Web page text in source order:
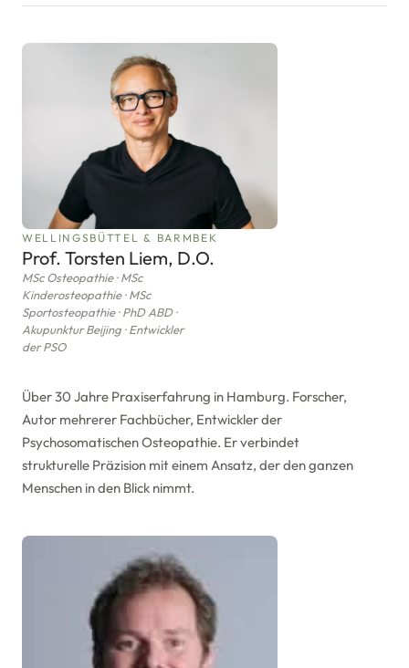
WELLINGSBÜTTEL & BARMBEK
Prof. Torsten Liem, D.O.
MSc Osteopathie · MSc
Kinderosteopathie · MSc
Sportosteopathie · PhD ABD ·
Akupunktur Beijing · Entwickler
der PSO
Über 30 Jahre Praxiserfahrung in Hamburg. Forscher,
Autor mehrerer Fachbücher, Entwickler der
Psychosomatischen Osteopathie. Er verbindet
strukturelle Präzision mit einem Ansatz, der den ganzen
Menschen in den Blick nimmt.